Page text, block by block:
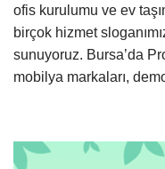
ofis kurulumu ve ev
birçok hizmet
sunuyoruz. Bursa’da
mobilya markaları,